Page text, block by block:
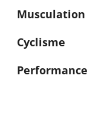
Musculation
Cyclisme
Performance